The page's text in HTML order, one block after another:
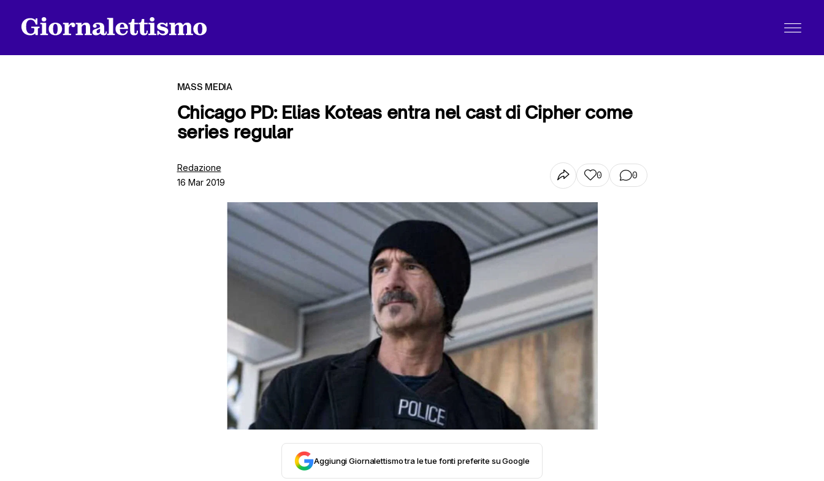
MASS MEDIA
Chicago PD: Elias Koteas entra nel cast di Cipher come
series regular
Redazione
16 Mar 2019
0 0
Aggiungi Giornalettismo tra le tue fonti preferite su Google